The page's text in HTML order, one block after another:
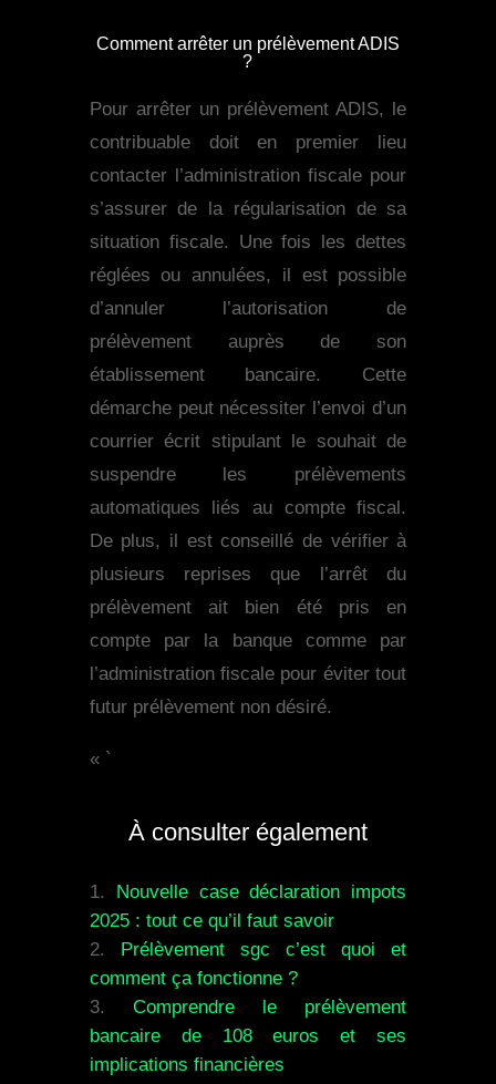
Comment arrêter un prélèvement ADIS
?
Pour arrêter un prélèvement ADIS, le
contribuable doit en premier lieu
contacter l’administration fiscale pour
s’assurer de la régularisation de sa
situation fiscale. Une fois les dettes
réglées ou annulées, il est possible
d’annuler l’autorisation de
prélèvement auprès de son
établissement bancaire. Cette
démarche peut nécessiter l’envoi d’un
courrier écrit stipulant le souhait de
suspendre les prélèvements
automatiques liés au compte fiscal.
De plus, il est conseillé de vérifier à
plusieurs reprises que l’arrêt du
prélèvement ait bien été pris en
compte par la banque comme par
l’administration fiscale pour éviter tout
futur prélèvement non désiré.
« `
À consulter également
Nouvelle case déclaration impots
2025 : tout ce qu’il faut savoir
Prélèvement sgc c’est quoi et
comment ça fonctionne ?
Comprendre le prélèvement
bancaire de 108 euros et ses
implications financières